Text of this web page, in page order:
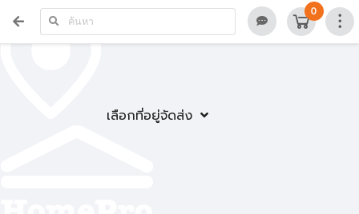
เลือกที่อยู่จัดส่ง
0